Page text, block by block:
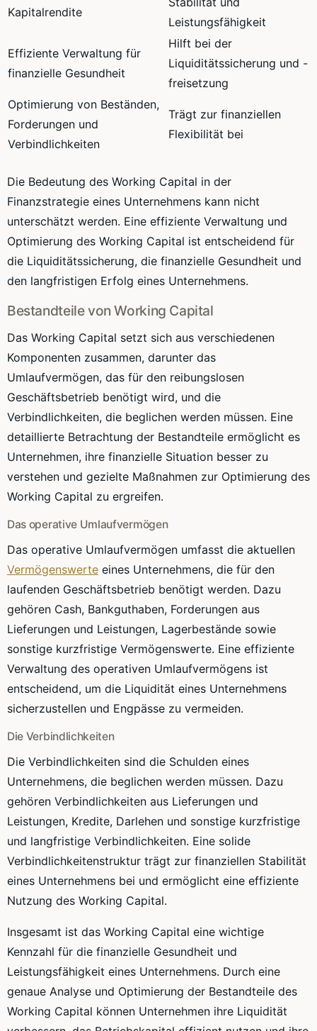
Kapitalrendite
Leistungsfähigkeit
Effiziente Verwaltung für
finanzielle Gesundheit
Hilft bei der
Liquiditätssicherung und -
freisetzung
Optimierung von Beständen,
Forderungen und
Verbindlichkeiten
Trägt zur finanziellen
Flexibilität bei
Die Bedeutung des Working Capital in der
Finanzstrategie eines Unternehmens kann nicht
unterschätzt werden. Eine effiziente Verwaltung und
Optimierung des Working Capital ist entscheidend für
die Liquiditätssicherung, die finanzielle Gesundheit und
den langfristigen Erfolg eines Unternehmens.
Bestandteile von Working Capital
Das Working Capital setzt sich aus verschiedenen
Komponenten zusammen, darunter das
Umlaufvermögen, das für den reibungslosen
Geschäftsbetrieb benötigt wird, und die
Verbindlichkeiten, die beglichen werden müssen. Eine
detaillierte Betrachtung der Bestandteile ermöglicht es
Unternehmen, ihre finanzielle Situation besser zu
verstehen und gezielte Maßnahmen zur Optimierung des
Working Capital zu ergreifen.
Das operative Umlaufvermögen
Das operative Umlaufvermögen umfasst die aktuellen
Vermögenswerte eines Unternehmens, die für den
laufenden Geschäftsbetrieb benötigt werden. Dazu
gehören Cash, Bankguthaben, Forderungen aus
Lieferungen und Leistungen, Lagerbestände sowie
sonstige kurzfristige Vermögenswerte. Eine effiziente
Verwaltung des operativen Umlaufvermögens ist
entscheidend, um die Liquidität eines Unternehmens
sicherzustellen und Engpässe zu vermeiden.
Die Verbindlichkeiten
Die Verbindlichkeiten sind die Schulden eines
Unternehmens, die beglichen werden müssen. Dazu
gehören Verbindlichkeiten aus Lieferungen und
Leistungen, Kredite, Darlehen und sonstige kurzfristige
und langfristige Verbindlichkeiten. Eine solide
Verbindlichkeitenstruktur trägt zur finanziellen Stabilität
eines Unternehmens bei und ermöglicht eine effiziente
Nutzung des Working Capital.
Insgesamt ist das Working Capital eine wichtige
Kennzahl für die finanzielle Gesundheit und
Leistungsfähigkeit eines Unternehmens. Durch eine
genaue Analyse und Optimierung der Bestandteile des
Working Capital können Unternehmen ihre Liquidität